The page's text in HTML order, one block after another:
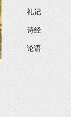
礼记
诗经
论语